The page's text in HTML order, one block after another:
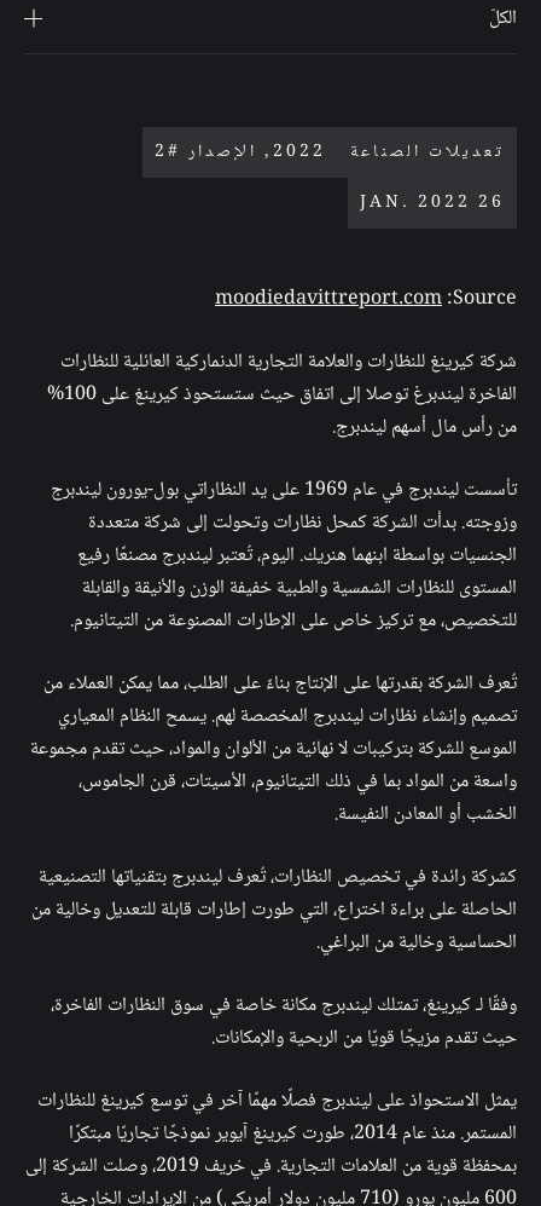
تعديلات الصناعة
2022, الإصدار #2
26 JAN. 2022
Source:
moodiedavittreport.com
شركة كيرينغ للنظارات والعلامة التجارية الدنماركية العائلية للنظارات
الفاخرة ليندبرغ توصلا إلى اتفاق حيث ستستحوذ كيرينغ على 100%
من رأس مال أسهم ليندبرج.
تأسست ليندبرج في عام 1969 على يد النظاراتي بول-يورون ليندبرج
وزوجته. بدأت الشركة كمحل نظارات وتحولت إلى شركة متعددة
الجنسيات بواسطة ابنهما هنريك. اليوم، تُعتبر ليندبرج مصنعًا رفيع
المستوى للنظارات الشمسية والطبية خفيفة الوزن والأنيقة والقابلة
للتخصيص، مع تركيز خاص على الإطارات المصنوعة من التيتانيوم.
تُعرف الشركة بقدرتها على الإنتاج بناءً على الطلب، مما يمكن العملاء من
تصميم وإنشاء نظارات ليندبرج المخصصة لهم. يسمح النظام المعياري
الموسع للشركة بتركيبات لا نهائية من الألوان والمواد، حيث تقدم مجموعة
واسعة من المواد بما في ذلك التيتانيوم، الأسيتات، قرن الجاموس،
الخشب أو المعادن النفيسة.
كشركة رائدة في تخصيص النظارات، تُعرف ليندبرج بتقنياتها التصنيعية
الحاصلة على براءة اختراع، التي طورت إطارات قابلة للتعديل وخالية من
الحساسية وخالية من البراغي.
وفقًا لـ كيرينغ، تمتلك ليندبرج مكانة خاصة في سوق النظارات الفاخرة،
حيث تقدم مزيجًا قويًا من الربحية والإمكانات.
يمثل الاستحواذ على ليندبرج فصلًا مهمًا آخر في توسع كيرينغ للنظارات
المستمر. منذ عام 2014، طورت كيرينغ آيوير نموذجًا تجاريًا مبتكرًا
بمحفظة قوية من العلامات التجارية. في خريف 2019، وصلت الشركة إلى
600 مليون يورو (710 مليون دولار أمريكي) من الإيرادات الخارجية
الكلّ